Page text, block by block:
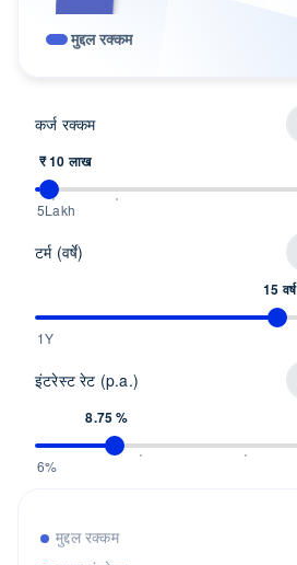
लोन्स समजून घ्या
मुद्दल रक्कम
कर्ज रक्कम
₹ 10 लाख
5Lakh
टर्म (वर्षे)
15 वर्ष
1Y
इंटरेस्ट रेट (p.a.)
8.75 %
6%
मुद्दल रक्कम